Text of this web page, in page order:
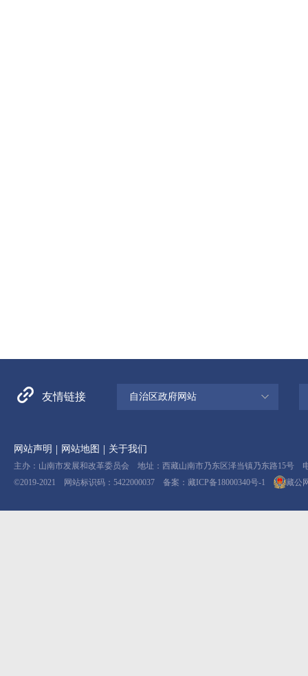
友情链接 自治区政府网站
网站声明 | 网站地图 | 关于我们
主办：山南市发展和改革委员会 地址：西藏山南市乃东区泽当镇乃东路15号 电
©2019-2021 网站标识码：5422000037 备案： 藏ICP备18000340号-1 藏公